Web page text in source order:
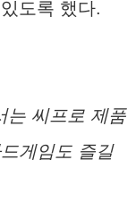
도록 했다.
는 씨프로 제품
게임도 즐길